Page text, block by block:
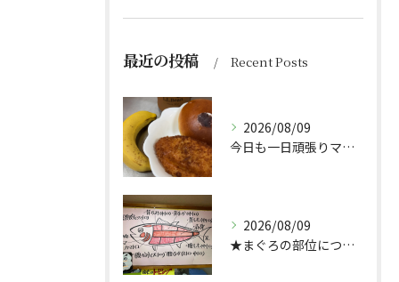
最近の投稿 Recent Posts
2026/08/09
今日も一日頑張りマッスル💪
2026/08/09
★まぐろの部位について★